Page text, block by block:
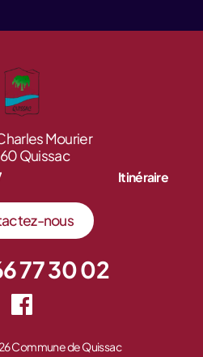
Mourier
Quissac
Itinéraire
nous
77 30 02
Commune de Quissac